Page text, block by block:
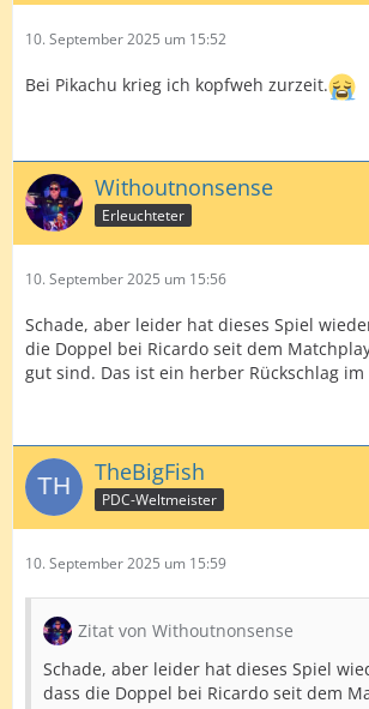
10. September 2025 um 15:52
Bei Pikachu krieg ich kopfweh zurzeit.
Withoutnonsense
Erleuchteter
10. September 2025 um 15:56
Schade, aber leider hat dieses Spiel
die Doppel bei Ricardo seit dem
gut sind. Das ist ein herber Rückschlag im
TheBigFish
PDC-Weltmeister
10. September 2025 um 15:59
Zitat von Withoutnonsense
Schade, aber leider hat dieses Spiel
dass die Doppel bei Ricardo seit dem